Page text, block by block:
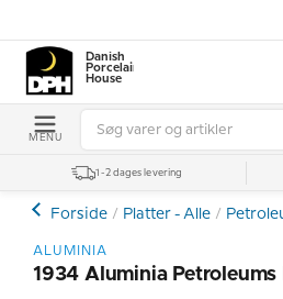
Danish
Porcelain
House
MENU
1-2 dages levering
Forside Platter - Alle
ALUMINIA
1934 Aluminia Petroleums